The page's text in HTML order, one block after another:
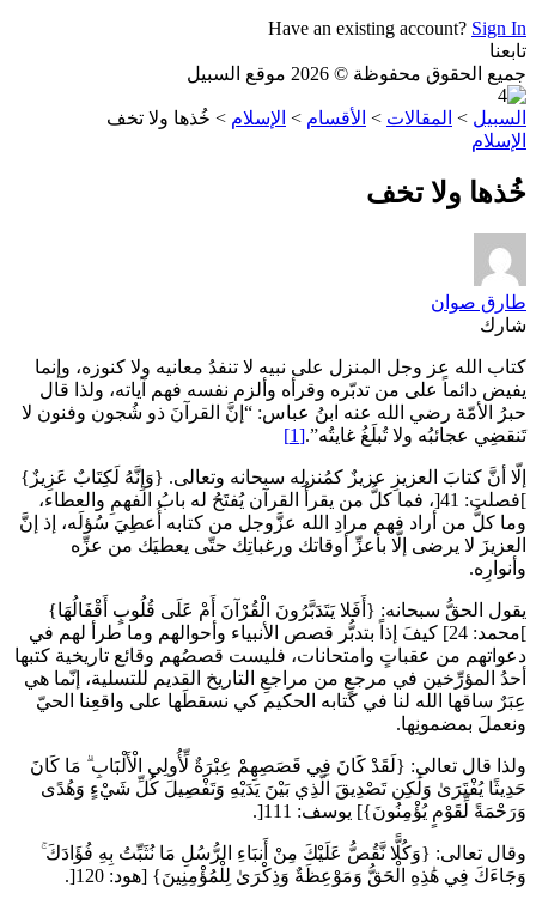
Have an existing account? Sign In
تابعنا
جميع الحقوق محفوظة © 2026 موقع السبيل
السبيل > المقالات > الأقسام > الإسلام > خُذها ولا تخف
الإسلام
خُذها ولا تخف
طارق صوان
شارك
كتاب الله عز وجل المنزل على نبيه لا تنفدُ معانيه ولا كنوزه، وإنما
يفيض دائماً على من تدبّره وقرأه وألزم نفسه فهم آياته، ولذا قال
حبرُ الأمّة رضي الله عنه ابنُ عباس: “إنَّ القرآنَ ذو شُجون وفنون لا
تَنقضِي عجائبُه ولا تُبلَغُ غايتُه”.[1]
إلّا أنَّ كتابَ العزيزِ عزيزٌ كمُنزلِه سبحانه وتعالى. {وَإِنَّهُ لَكِتَابٌ عَزِيزٌ}
]فصلت: 41[، فما كلُّ من يقرأُ القرآن يُفتَحُ له بابُ الفهمِ والعطاء،
وما كلُّ من أراد فهم مرادِ الله عزَّوجل من كتابه أُعطِيَ سُؤلَه، إذ إنَّ
العزيزَ لا يرضى إلّا بأعزِّ أوقاتك ورغباتِك حتّى يعطيَك من عزِّه
وأنوارِه.
يقول الحقُّ سبحانه: {أَفَلا يَتَدَبَّرُونَ الْقُرْآنَ أَمْ عَلَى قُلُوبٍ أَقْفَالُهَا}
]محمد: 24] كيفَ إذاً بتدبُّر قصص الأنبياء وأحوالهم وما طرأ لهم في
دعواتهم من عقباتٍ وامتحانات، فليست قصصُهم وقائع تاريخية كتبها
أحدُ المؤرِّخين في مرجعٍ من مراجعِ التاريخ القديم للتسلية، إنّما هي
عِبَرٌ ساقها الله لنا في كتابه الحكيم كي نسقطَها على واقعِنا الحيّ
ونعملَ بمضمونِها.
ولذا قال تعالى: {لَقَدْ كَانَ فِي قَصَصِهِمْ عِبْرَةٌ لِّأُولِي الْأَلْبَابِ ۗ مَا كَانَ
حَدِيثًا يُفْتَرَىٰ وَلَٰكِن تَصْدِيقَ الَّذِي بَيْنَ يَدَيْهِ وَتَفْصِيلَ كُلِّ شَيْءٍ وَهُدًى
وَرَحْمَةً لِّقَوْمٍ يُؤْمِنُونَ}] يوسف: 111[.
وقال تعالى: {وَكُلًّا نَّقُصُّ عَلَيْكَ مِنْ أَنبَاءِ الرُّسُلِ مَا نُثَبِّتُ بِهِ فُؤَادَكَ ۚ
وَجَاءَكَ فِي هَٰذِهِ الْحَقُّ وَمَوْعِظَةٌ وَذِكْرَىٰ لِلْمُؤْمِنِينَ} [هود: 120[.